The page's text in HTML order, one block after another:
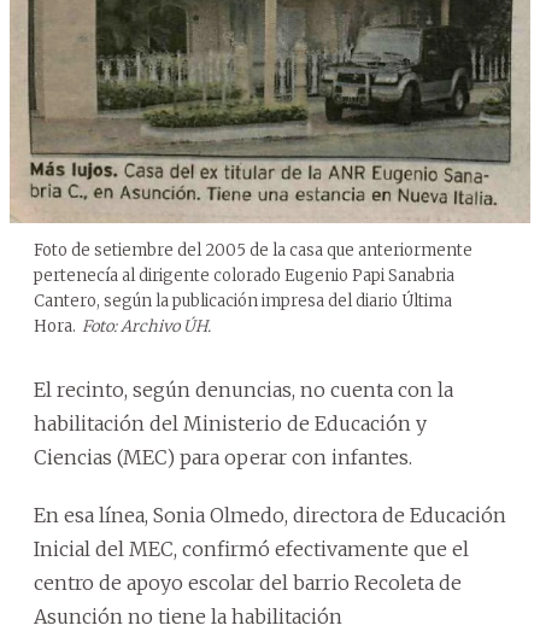
Foto de setiembre del 2005 de la casa que anteriormente
pertenecía al dirigente colorado Eugenio Papi Sanabria
Cantero, según la publicación impresa del diario Última
Hora. Foto: Archivo ÚH.
El recinto, según denuncias, no cuenta con la
habilitación del Ministerio de Educación y
Ciencias (MEC) para operar con infantes.
En esa línea, Sonia Olmedo, directora de Educación
Inicial del MEC, confirmó efectivamente que el
centro de apoyo escolar del barrio Recoleta de
Asunción no tiene la habilitación